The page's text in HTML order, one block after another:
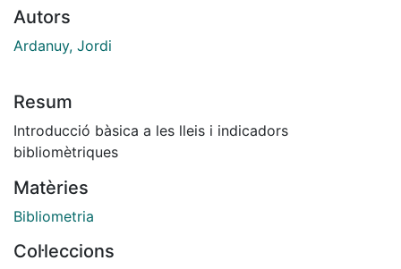
Autors
Ardanuy, Jordi
Resum
Introducció bàsica a les lleis i indicadors
bibliomètriques
Matèries
Bibliometria
Col·leccions